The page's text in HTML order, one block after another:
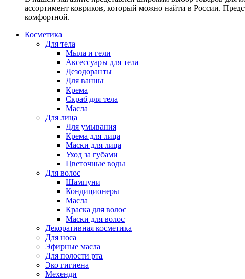
ассортимент ковриков, который можно найти в России.
комфортной.
Косметика
Для тела
Мыла и гели
Аксессуары для тела
Дезодоранты
Для ванны
Крема
Скраб для тела
Масла
Для лица
Для умывания
Крема для лица
Маски для лица
Уход за губами
Цветочные воды
Для волос
Шампуни
Кондиционеры
Масла
Краска для волос
Маски для волос
Декоративная косметика
Для носа
Эфирные масла
Для полости рта
Эко гигиена
Мехенди